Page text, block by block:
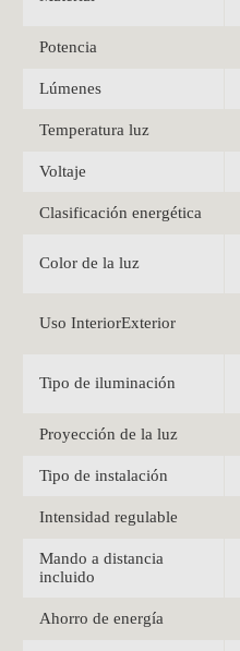
Potencia
Lúmenes
Temperatura luz
Voltaje
Clasificación energética
Color de la luz
Uso InteriorExterior
Tipo de iluminación
Proyección de la luz
Tipo de instalación
Intensidad regulable
Mando a distancia
incluido
Ahorro de energía